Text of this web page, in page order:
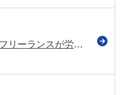
令和6年11月1日から全業種のフリーランスが労災保険の特別加入の対象に（厚労省・連合）